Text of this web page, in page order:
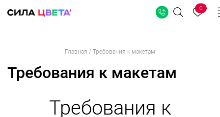
содержимому
Поиск
0
Главная / Требования к макетам
Требования к макетам
Требования к